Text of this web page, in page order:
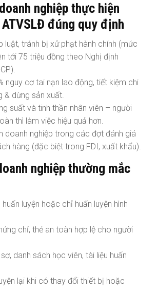
nghiệp thực hiện
đúng quy định
luật, tránh bị xử phạt hành chính (mức
tới 75 triệu đồng theo Nghị định
nguy cơ tai nạn lao động, tiết kiệm chi
& dừng sản xuất.
suất và tinh thần nhân viên – người
thì làm việc hiệu quả hơn.
doanh nghiệp trong các đợt đánh giá
hàng (đặc biệt trong FDI, xuất khẩu).
nghiệp thường mắc
luyện hoặc chỉ huấn luyện hình
chỉ, thẻ an toàn hợp lệ cho người
danh sách học viên, tài liệu huấn
lại khi có thay đổi thiết bị hoặc